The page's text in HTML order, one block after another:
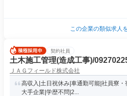
この企業の類似求人
契約社員
土木施工管理(造成工事)/
ＪＡＧフィールド株式会社
高収入|土日祝休み|車通勤可能|社員寮・
大手企業|学歴不問|2...